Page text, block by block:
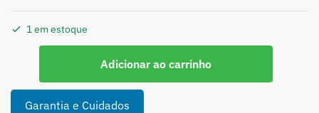
1 em estoque
Natural
Adicionar ao carrinho
Garantia e Cuidados